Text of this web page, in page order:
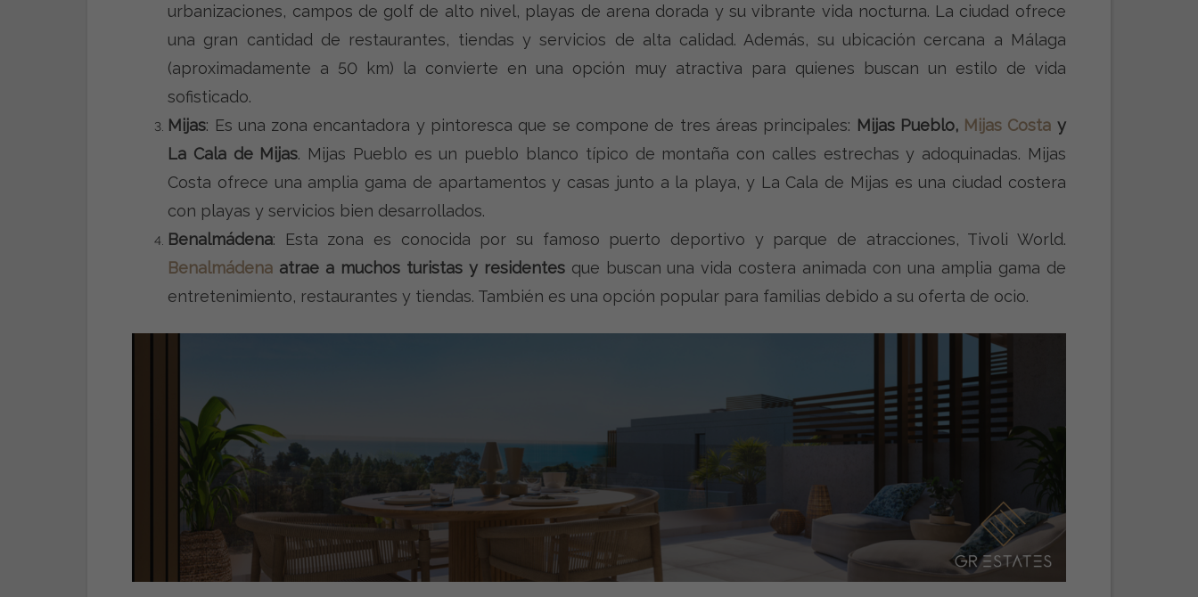
urbanizaciones, campos de golf de alto nivel, playas de arena dorada y su vibrante vida nocturna. La ciudad ofrece
una gran cantidad de restaurantes, tiendas y servicios de alta calidad. Además, su ubicación cercana a Málaga
(aproximadamente a 50 km) la convierte en una opción muy atractiva para quienes buscan un estilo de vida
sofisticado.
Mijas: Es una zona encantadora y pintoresca que se compone de tres áreas principales: Mijas Pueblo, Mijas Costa y
La Cala de Mijas. Mijas Pueblo es un pueblo blanco típico de montaña con calles estrechas y adoquinadas. Mijas
Costa ofrece una amplia gama de apartamentos y casas junto a la playa, y La Cala de Mijas es una ciudad costera
con playas y servicios bien desarrollados.
Benalmádena: Esta zona es conocida por su famoso puerto deportivo y parque de atracciones, Tivoli World.
Benalmádena atrae a muchos turistas y residentesque buscan una vida costera animada con una amplia gama de
entretenimiento, restaurantes y tiendas. También es una opción popular para familias debido a su oferta de ocio.